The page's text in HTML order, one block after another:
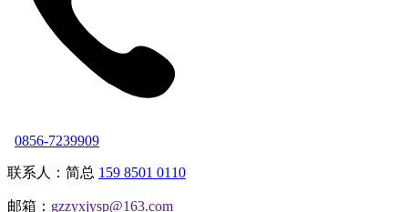
0856-7239909
联系人：简总 159 8501 0110
邮箱： gzzyxjysp@163.com